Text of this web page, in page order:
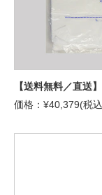
【送料無料／直送
価格：¥40,379(税